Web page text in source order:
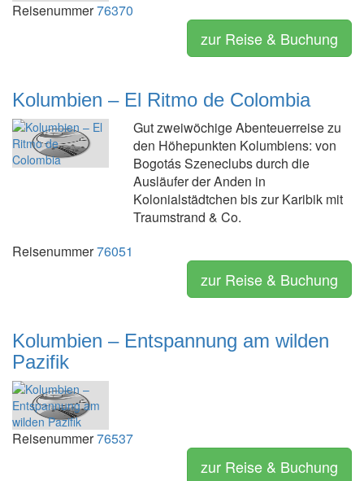
Reisenummer76370
zur Reise & Buchung
Kolumbien – El Ritmo de Colombia
Gut zweiwöchige Abenteuerreise zu
den Höhepunkten Kolumbiens: von
Bogotás Szeneclubs durch die
Ausläufer der Anden in
Kolonialstädtchen bis zur Karibik mit
Traumstrand & Co.
Reisenummer76051
zur Reise & Buchung
Kolumbien – Entspannung am wilden
Pazifik
Reisenummer76537
zur Reise & Buchung